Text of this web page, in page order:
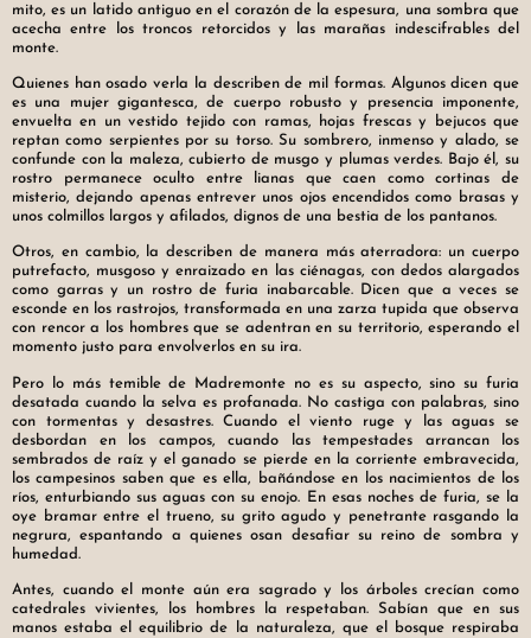
mito, es un latido antiguo en el corazón de la espesura, una sombra que
acecha entre los troncos retorcidos y las marañas indescifrables del
monte.
Quienes han osado verla la describen de mil formas. Algunos dicen que
es una mujer gigantesca, de cuerpo robusto y presencia imponente,
envuelta en un vestido tejido con ramas, hojas frescas y bejucos que
reptan como serpientes por su torso. Su sombrero, inmenso y alado, se
confunde con la maleza, cubierto de musgo y plumas verdes. Bajo él, su
rostro permanece oculto entre lianas que caen como cortinas de
misterio, dejando apenas entrever unos ojos encendidos como brasas y
unos colmillos largos y afilados, dignos de una bestia de los pantanos.
Otros, en cambio, la describen de manera más aterradora: un cuerpo
putrefacto, musgoso y enraizado en las ciénagas, con dedos alargados
como garras y un rostro de furia inabarcable. Dicen que a veces se
esconde en los rastrojos, transformada en una zarza tupida que observa
con rencor a los hombres que se adentran en su territorio, esperando el
momento justo para envolverlos en su ira.
Pero lo más temible de Madremonte no es su aspecto, sino su furia
desatada cuando la selva es profanada. No castiga con palabras, sino
con tormentas y desastres. Cuando el viento ruge y las aguas se
desbordan en los campos, cuando las tempestades arrancan los
sembrados de raíz y el ganado se pierde en la corriente embravecida,
los campesinos saben que es ella, bañándose en los nacimientos de los
ríos, enturbiando sus aguas con su enojo. En esas noches de furia, se la
oye bramar entre el trueno, su grito agudo y penetrante rasgando la
negrura, espantando a quienes osan desafiar su reino de sombra y
humedad.
Antes, cuando el monte aún era sagrado y los árboles crecían como
catedrales vivientes, los hombres la respetaban. Sabían que en sus
manos estaba el equilibrio de la naturaleza, que el bosque respiraba